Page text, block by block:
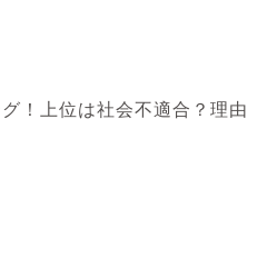
！上位は社会不適合？理由